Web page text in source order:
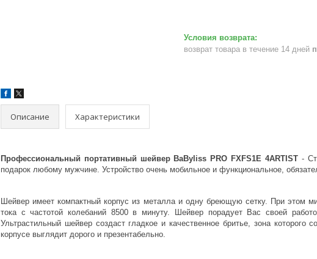
возврат товара в течение 14 дней
Описание Характеристики
Профессиональный портативный шейвер BaByliss PRO FXFS1E 4ARTIST-
подарок любому мужчине. Устройство очень мобильное и функциональное,
Шейвер имеет компактный корпус из металла и одну бреющую сетку. При этом
тока с частотой колебаний 8500 в минуту. Шейвер порадует Вас своей
Ультрастильный шейвер создаст гладкое и качественное бритье, зона
корпусе выглядит дорого и презентабельно.